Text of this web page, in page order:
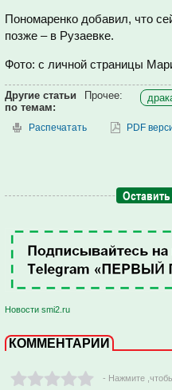
Пономаренко добавил, что
позже – в Рузаевке.
Фото: с личной страницы
Другие статьи
по темам:
Прочее:
Распечатать PDF
Новости smi2.ru
КОММЕНТАРИИ
- Нажмите